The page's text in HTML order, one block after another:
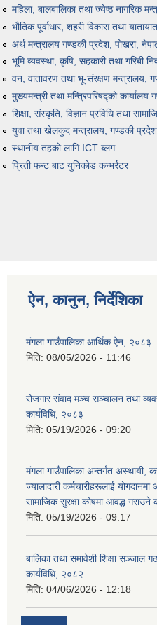
महिला, बालबालिका तथा ज्येष्ठ नागरिक
भौतिक पूर्वाधार, शहरी विकास तथा
अर्थ मन्त्रालय गण्डकी प्रदेश, पोखरा,
भूमि व्यवस्था, कृषि, सहकारी तथा गरिबी
वन, वातावरण तथा भू-संरक्षण मन्त्रालय,
मुख्यमन्त्री तथा मन्त्रिपरिषद्को
शिक्षा, संस्कृति, विज्ञान प्रविधि तथा
युवा तथा खेलकुद मन्त्रालय, गण्डकी
स्थानीय तहको लागि ICT ब्लग
प्रिती फन्ट बाट युनिकोड कन्भर्रटर
ऐन, कानुन, निर्देशिका
मंगला गाउँपालिका आर्थिक ऐन, २०८३
मिति: 08/05/2026 - 11:46
रोजगार संवाद मञ्च सञ्चालन तथा
कार्यविधि, २०८३
मिति: 05/19/2026 - 09:20
मंगला गाउँपालिका अन्तर्गत अस्थायी,
ज्यालादारी कर्मचारीहरूलाई योगदानमा
सामाजिक सुरक्षा कोषमा आवद्ध गराउने
मिति: 05/19/2026 - 09:17
बालिका तथा समावेशी शिक्षा सञ्जाल
कार्यविधि, २०८२
मिति: 04/06/2026 - 12:18